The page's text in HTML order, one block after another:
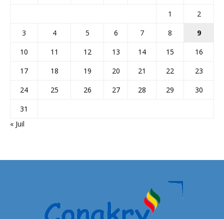
1
2
3
4 5 6 7 8
9
10
11 12 13 14 15
16
17
18 19 20 21 22
23
24
25 26 27 28 29
30
31
« Juil